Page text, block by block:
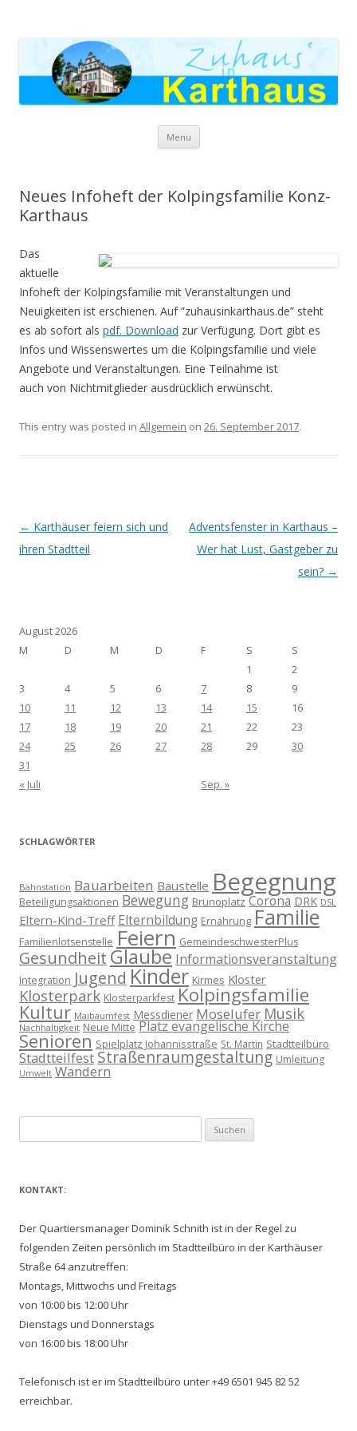
Menu Skip to content
Neues Infoheft der Kolpingsfamilie Konz-
Karthaus
Das
aktuelle
Infoheft der Kolpingsfamilie mit Veranstaltungen und
Neuigkeiten ist erschienen. Auf ”zuhausinkarthaus.de” steht
es ab sofort als pdf. Download zur Verfügung. Dort gibt es
Infos und Wissenswertes um die Kolpingsfamilie und viele
Angebote und Veranstaltungen. Eine Teilnahme ist
auch von Nichtmitglieder ausdrücklich erwünscht.
This entry was posted in Allgemein on 26. September 2017.
Post navigation
← Karthäuser feiern sich und
ihren Stadtteil
Adventsfenster in Karthaus –
Wer hat Lust, Gastgeber zu
sein? →
August 2026
M
D M D F S
S
1
2
3
4 5 6 7 8
9
10
11 12 13 14 15
16
17
18 19 20 21 22
23
24
25 26 27 28 29
30
31
« Juli
Sep. »
SCHLAGWÖRTER
Bahnstation Bauarbeiten Baustelle Begegnung
Beteiligungsaktionen Bewegung Brunoplatz Corona DRK DSL
Eltern-Kind-Treff Elternbildung Ernährung Familie
Familienlotsenstelle Feiern GemeindeschwesterPlus
Gesundheit Glaube Informationsveranstaltung
Integration Jugend Kinder Kirmes Kloster
Klosterpark Klosterparkfest Kolpingsfamilie
Kultur Maibaumfest Messdiener Moselufer Musik
Nachhaltigkeit Neue Mitte Platz evangelische Kirche
Senioren Spielplatz Johannisstraße St. Martin Stadtteilbüro
Stadtteilfest Straßenraumgestaltung Umleitung
Umwelt Wandern
nach:
KONTAKT:
Der Quartiersmanager Dominik Schnith ist in der Regel zu
folgenden Zeiten persönlich im Stadtteilbüro in der Karthäuser
Straße 64 anzutreffen:
Montags, Mittwochs und Freitags
von 10:00 bis 12:00 Uhr
Dienstags und Donnerstags
von 16:00 bis 18:00 Uhr
Telefonisch ist er im Stadtteilbüro unter +49 6501 945 82 52
erreichbar.